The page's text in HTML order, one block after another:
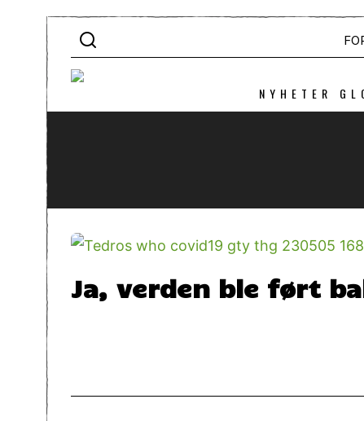
NYHETER
Ja, verden ble ført